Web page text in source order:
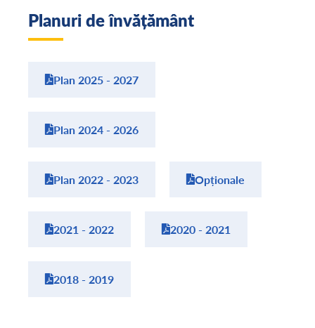
Planuri de învățământ
Plan 2025 - 2027
Plan 2024 - 2026
Plan 2022 - 2023 Opționale
2021 - 2022 2020 - 2021
2018 - 2019